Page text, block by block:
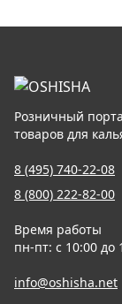
Розничный
товаров для
8 (495) 740-22-08
8 (800) 222-82-00
Время работы
пн-пт: с 10:00 до
info@oshisha.net